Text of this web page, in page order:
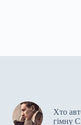
Хто
гімну